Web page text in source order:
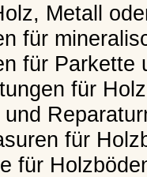
Metall
für
für Parkette
für
für
für